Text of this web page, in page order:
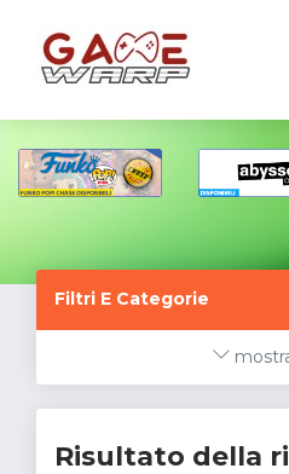
Filtri E Categorie
Risultato della